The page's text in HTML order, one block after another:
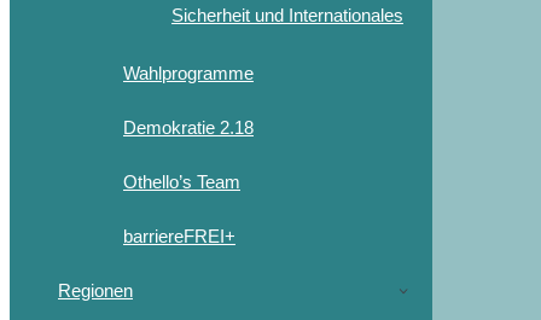
Sicherheit und Internationales
Wahlprogramme
Demokratie 2.18
Othello’s Team
barriereFREI+
Regionen